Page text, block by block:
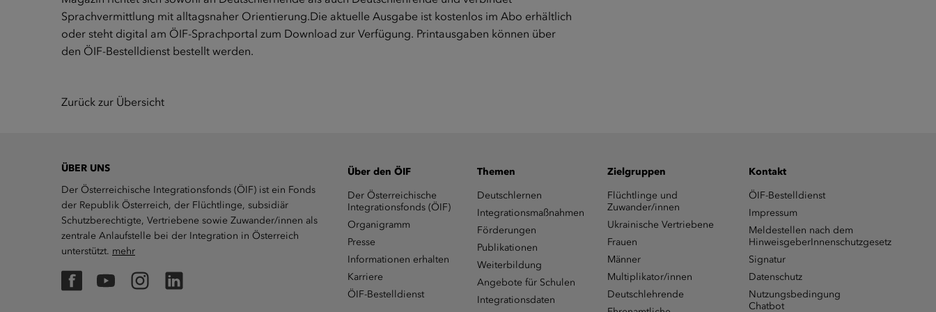
Sprachvermittlung mit alltagsnaher Orientierung.Die aktuelle Ausgabe ist kostenlos im Abo erhältlich
oder steht digital am ÖIF-Sprachportal zum Download zur Verfügung. Printausgaben können über
den ÖIF-Bestelldienst bestellt werden.
Zurück zur Übersicht
ÜBER UNS
Der Österreichische Integrationsfonds (ÖIF) ist ein Fonds
der Republik Österreich, der Flüchtlinge, subsidiär
Schutzberechtigte, Vertriebene sowie Zuwander/innen als
zentrale Anlaufstelle bei der Integration in Österreich
unterstützt. mehr
FacebookYouTubeInstagramLinkedIn
Über den ÖIF
Der Österreichische
Integrationsfonds (ÖIF)
Organigramm
Presse
Informationen erhalten
Karriere
ÖIF-Bestelldienst
Themen
Deutschlernen
Integrationsmaßnahmen
Förderungen
Publikationen
Weiterbildung
Angebote für Schulen
Integrationsdaten
Zielgruppen
Flüchtlinge und
Zuwander/innen
Ukrainische Vertriebene
Frauen
Männer
Multiplikator/innen
Deutschlehrende
Kontakt
ÖIF-Bestelldienst
Impressum
Meldestellen nach dem
HinweisgeberInnenschutzgesetz
Signatur
Datenschutz
Nutzungsbedingung
Chatbot